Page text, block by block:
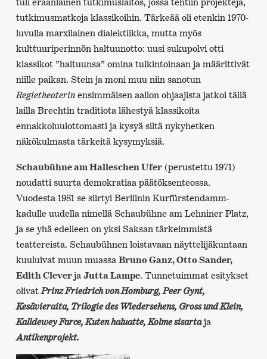
tutkimusmatkoja klassikoihin. Tärkeää oli etenkin 1970-
luvulla marxilainen dialektiikka, mutta myös
kulttuuriperinnön haltuunotto: uusi sukupolvi otti
klassikot ”haltuunsa” omina tulkintoinaan ja määrittivät
niille paikan. Stein ja moni muu niin sanotun
Regietheaterinensimmäisen aallon ohjaajista jatkoi tällä
lailla Brechtin traditiota lähestyä klassikoita
ennakkoluulottomasti ja kysyä siltä nykyhetken
näkökulmasta tärkeitä kysymyksiä.
Schaubühne am Halleschen Ufer(perustettu 1971)
noudatti suurta demokratiaa päätöksenteossa.
Vuodesta 1981 se siirtyi Berliinin Kurfürstendamm-
kadulle uudella nimellä Schaubühne am Lehniner Platz,
ja se yhä edelleen on yksi Saksan tärkeimmistä
teattereista. Schaubühnen loistavaan näyttelijäkuntaan
kuuluivat muun muassa Bruno Ganz, Otto Sander,
Edith Cleverja Jutta Lampe. Tunnetuimmat esitykset
olivatPrinz Friedrich von Homburg, Peer Gynt,
Kesävieraita, Trilogie des Wiedersehens, Gross und Klein,
Kalldewey Farce, Kuten haluatte, Kolme sisartaja
Antikenprojekt.